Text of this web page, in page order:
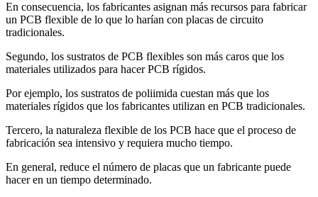
En consecuencia, los fabricantes asignan más recursos para fabricar
un PCB flexible de lo que lo harían con placas de circuito
tradicionales.
Segundo, los sustratos de PCB flexibles son más caros que los
materiales utilizados para hacer PCB rígidos.
Por ejemplo, los sustratos de poliimida cuestan más que los
materiales rígidos que los fabricantes utilizan en PCB tradicionales.
Tercero, la naturaleza flexible de los PCB hace que el proceso de
fabricación sea intensivo y requiera mucho tiempo.
En general, reduce el número de placas que un fabricante puede
hacer en un tiempo determinado.